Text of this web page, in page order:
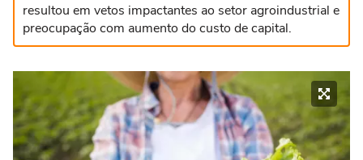
resultou em vetos impactantes ao setor agroindustrial e
preocupação com aumento do custo de capital.